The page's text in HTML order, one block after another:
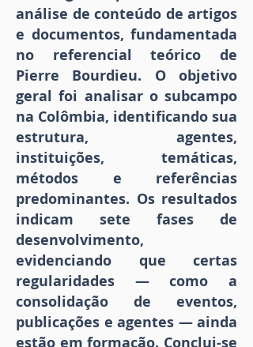
análise de conteúdo de artigos
e documentos, fundamentada
no referencial teórico de
Pierre Bourdieu. O objetivo
geral foi analisar o subcampo
na Colômbia, identificando sua
estrutura, agentes,
instituições, temáticas,
métodos e referências
predominantes. Os resultados
indicam sete fases de
desenvolvimento,
evidenciando que certas
regularidades — como a
consolidação de eventos,
publicações e agentes — ainda
estão em formação. Conclui-se